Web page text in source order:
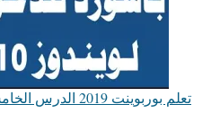
تعلم بوربوينت 2019 الدرس الخامس شرح الحركات animation